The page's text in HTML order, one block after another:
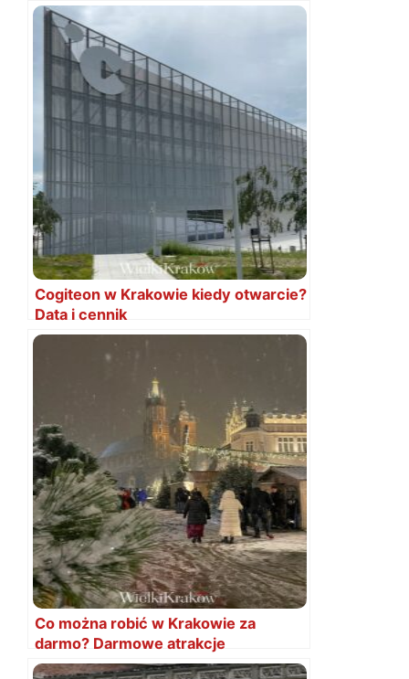
Cogiteon w Krakowie kiedy otwarcie?
Data i cennik
Co można robić w Krakowie za
darmo? Darmowe atrakcje